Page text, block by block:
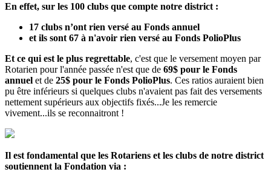
En effet, sur les 100 clubs que compte notre district :
17 clubs n’ont rien versé au Fonds annuel
et ils sont 67 à n'avoir rien versé au Fonds PolioPlus
Et ce qui est le plus regrettable, c'est que le versement moyen par
Rotarien pour l'année passée n'est que de 69$ pour le Fonds
annuel et de 25$ pour le Fonds PolioPlus. Ces ratios auraient bien
pu être inférieurs si quelques clubs n'avaient pas fait des versements
nettement supérieurs aux objectifs fixés...Je les remercie
vivement...ils se reconnaitront !
Il est fondamental que les Rotariens et les clubs de notre district
soutiennent la Fondation via :